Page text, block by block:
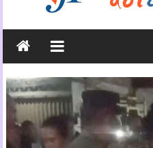
Kabar
Jawa
Timur
Media
Online
Jawa